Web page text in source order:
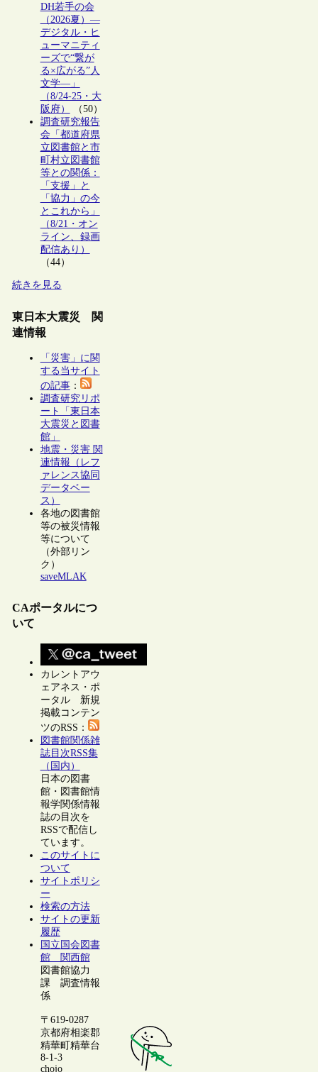
DH若手の会
（2026夏）―
デジタル・ヒ
ューマニティ
ーズで“繋が
る×広がる”人
文学―」
（8/24-25・大
阪府）
（50）
調査研究報告
会「都道府県
立図書館と市
町村立図書館
等との関係：
「支援」と
「協力」の今
とこれから」
（8/21・オン
ライン、録画
配信あり）
（44）
続きを見る
東日本大震災 関
連情報
「災害」に関
する当サイト
の記事：
調査研究リポ
ート「東日本
大震災と図書
館」
地震・災害 関
連情報（レフ
ァレンス協同
データベー
ス）
各地の図書館
等の被災情報
等について
（外部リン
ク）
saveMLAK
CAポータルにつ
いて
カレントアウ
ェアネス・ポ
ータル 新規
掲載コンテン
ツのRSS：
図書館関係雑
誌目次RSS集
（国内）
日本の図書
館・図書館情
報学関係情報
誌の目次を
RSSで配信し
ています。
このサイトに
ついて
サイトポリシ
ー
検索の方法
サイトの更新
履歴
国立国会図書
館 関西館
図書館協力
課 調査情報
係
〒619-0287
京都府相楽郡
精華町精華台
8-1-3
chojo